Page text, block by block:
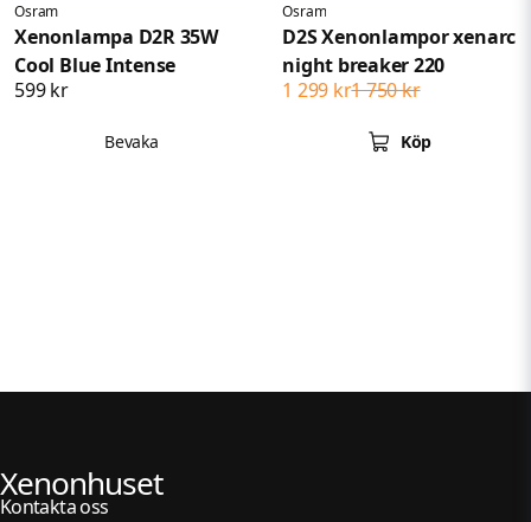
Osram
Xenonlampa D2R 35W
Cool Blue Intense
599 kr
Bevaka
Osram
D2S Xenonlampor xenarc
night breaker 220
1 750 kr
1 299 kr
Köp
Xenonhuset
Kontakta oss